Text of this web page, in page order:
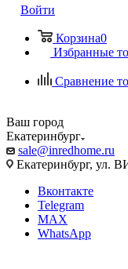
Войти
Корзина0
Избранные
Сравнение
Ваш город
Екатеринбург
sale@inredhome.ru
Екатеринбург, ул.
Вконтакте
Telegram
MAX
WhatsApp